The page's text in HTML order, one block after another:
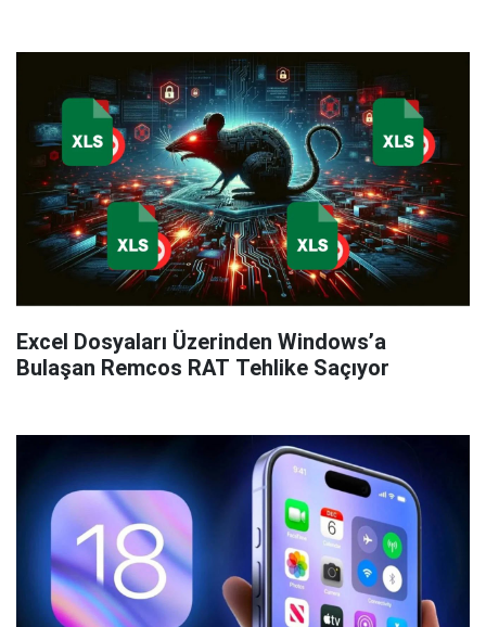
Excel Dosyaları Üzerinden Windows’a
Bulaşan Remcos RAT Tehlike Saçıyor